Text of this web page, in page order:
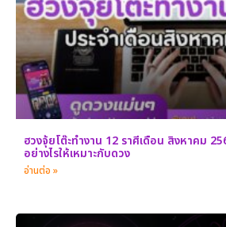
ฮวงจุ้ยโต๊ะทำงาน 12 ราศีเดือน สิงหาคม
อย่างไรให้เหมาะกับดวง
อ่านต่อ »